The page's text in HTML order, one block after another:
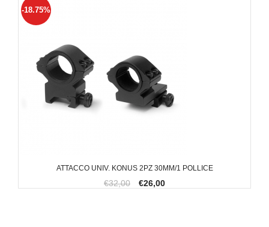
ATTACCO UNIV. KONUS 2PZ 30MM/1 POLLICE
-18.75%
€32,00 €26,00